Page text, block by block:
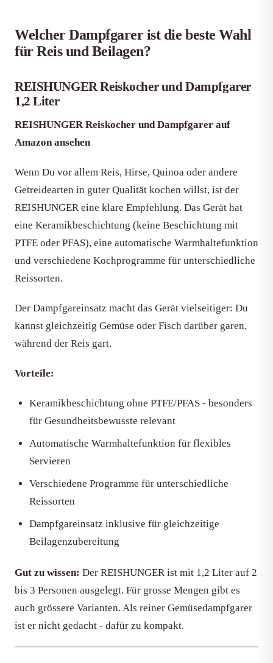
Welcher Dampfgarer ist die beste Wahl
für Reis und Beilagen?
REISHUNGER Reiskocher und Dampfgarer
1,2 Liter
REISHUNGER Reiskocher und Dampfgarer auf
Amazon ansehen
Wenn Du vor allem Reis, Hirse, Quinoa oder andere
Getreidearten in guter Qualität kochen willst, ist der
REISHUNGER eine klare Empfehlung. Das Gerät hat
eine Keramikbeschichtung (keine Beschichtung mit
PTFE oder PFAS), eine automatische Warmhaltefunktion
und verschiedene Kochprogramme für unterschiedliche
Reissorten.
Der Dampfgareinsatz macht das Gerät vielseitiger: Du
kannst gleichzeitig Gemüse oder Fisch darüber garen,
während der Reis gart.
Vorteile:
Keramikbeschichtung ohne PTFE/PFAS - besonders
für Gesundheitsbewusste relevant
Automatische Warmhaltefunktion für flexibles
Servieren
Verschiedene Programme für unterschiedliche
Reissorten
Dampfgareinsatz inklusive für gleichzeitige
Beilagenzubereitung
Gut zu wissen: Der REISHUNGER ist mit 1,2 Liter auf 2
bis 3 Personen ausgelegt. Für grosse Mengen gibt es
auch grössere Varianten. Als reiner Gemüsedampfgarer
ist er nicht gedacht - dafür zu kompakt.